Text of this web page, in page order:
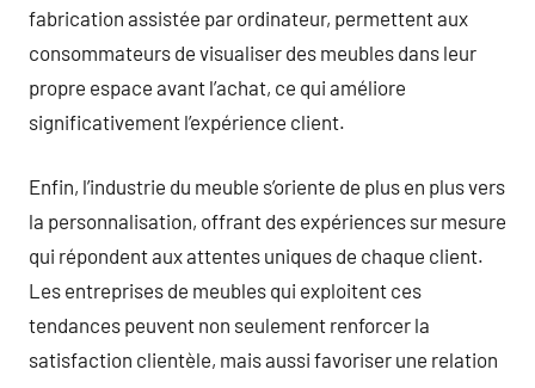
fabrication assistée par ordinateur, permettent aux
consommateurs de visualiser des meubles dans leur
propre espace avant l’achat, ce qui améliore
significativement l’expérience client.
Enfin, l’industrie du meuble s’oriente de plus en plus vers
la personnalisation, offrant des expériences sur mesure
qui répondent aux attentes uniques de chaque client.
Les entreprises de meubles qui exploitent ces
tendances peuvent non seulement renforcer la
satisfaction clientèle, mais aussi favoriser une relation